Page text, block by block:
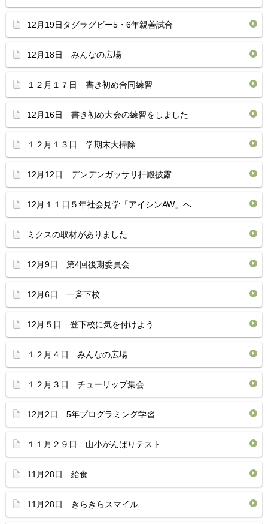
12月19日タグラグビー5・6年親善試合
12月18日 みんなの広場
１２月１７日 書き初め合同練習
12月16日 書き初め大会の練習をしました
１２月１３日 学期末大掃除
12月12日 デンデンガッサリ拝殿披露
12月１１日５年社会見学「アイシンAW」へ
ミクスの取材がありました
12月9日 第4回後期委員会
12月6日 一斉下校
12月５日 登下校に気を付けよう
１２月４日 みんなの広場
１２月３日 チューリップ集会
12月2日 5年プログラミング学習
１１月２９日 山小がんばりテスト
11月28日 給食
11月28日 きらきらスマイル